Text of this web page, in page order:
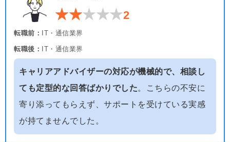
2
転職前： IT・通信業界
転職後： IT・通信業界
キャリアアドバイザーの対応が機械的で、相談し
ても定型的な回答ばかりでした。こちらの不安に
寄り添ってもらえず、サポートを受けている実感
が持てませんでした。